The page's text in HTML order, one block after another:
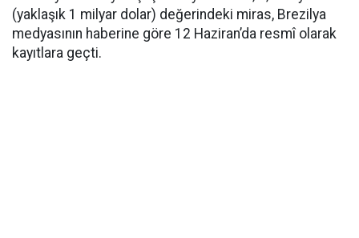
(yaklaşık 1 milyar dolar) değerindeki miras, Brezilya
medyasının haberine göre 12 Haziran’da resmî olarak
kayıtlara geçti.